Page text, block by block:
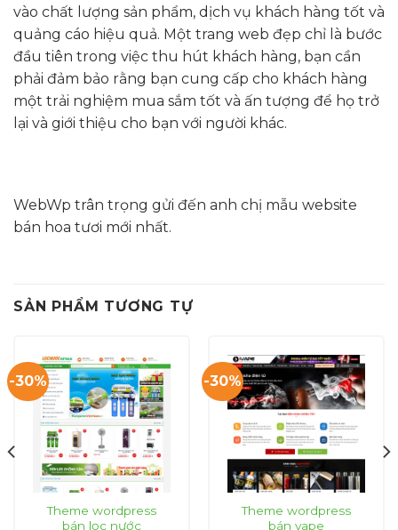
vào chất lượng sản phẩm, dịch vụ khách hàng tốt và
quảng cáo hiệu quả. Một trang web đẹp chỉ là bước
đầu tiên trong việc thu hút khách hàng, bạn cần
phải đảm bảo rằng bạn cung cấp cho khách hàng
một trải nghiệm mua sắm tốt và ấn tượng để họ trở
lại và giới thiệu cho bạn với người khác.
WebWp trân trọng gửi đến anh chị mẫu website
bán hoa tươi mới nhất.
SẢN PHẨM TƯƠNG TỰ
-30%
Theme wordpress
bán lọc nước
-30%
Theme wordpress
bán vape